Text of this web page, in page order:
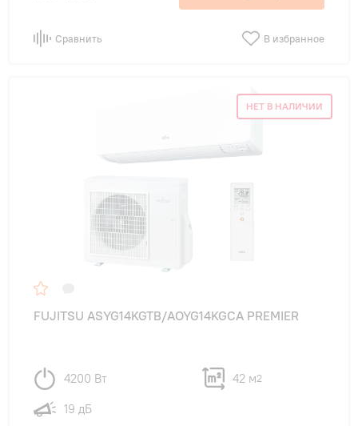
Сравнить В избранное
НЕТ В НАЛИЧИИ
FUJITSU ASYG14KGTB/AOYG14KGCA PREMIER
4200 Вт 42 м2
19 дБ